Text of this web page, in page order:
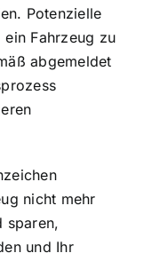
Potenzielle
ein Fahrzeug zu
abgemeldet
nicht mehr
sparen,
und Ihr